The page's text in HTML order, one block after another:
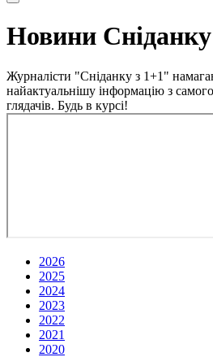
Новини Сніданку
Журналісти "Сніданку з 1+1"
найактуальнішу інформацію з
глядачів. Будь в курсі!
2026
2025
2024
2023
2022
2021
2020